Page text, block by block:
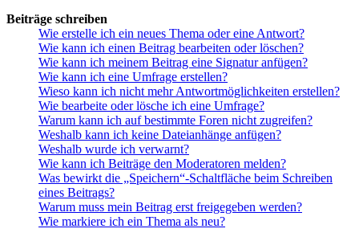
Beiträge schreiben
Wie erstelle ich ein neues Thema oder eine Antwort?
Wie kann ich einen Beitrag bearbeiten oder löschen?
Wie kann ich meinem Beitrag eine Signatur anfügen?
Wie kann ich eine Umfrage erstellen?
Wieso kann ich nicht mehr Antwortmöglichkeiten erstellen?
Wie bearbeite oder lösche ich eine Umfrage?
Warum kann ich auf bestimmte Foren nicht zugreifen?
Weshalb kann ich keine Dateianhänge anfügen?
Weshalb wurde ich verwarnt?
Wie kann ich Beiträge den Moderatoren melden?
Was bewirkt die „Speichern“-Schaltfläche beim Schreiben
eines Beitrags?
Warum muss mein Beitrag erst freigegeben werden?
Wie markiere ich ein Thema als neu?